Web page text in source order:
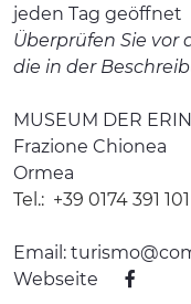
jeden Tag geöffnet
Überprüfen Sie vor
die in der
MUSEUM DER
Frazione Chionea
Ormea
Tel.: +39 0174 391 101
Email:
Webseite